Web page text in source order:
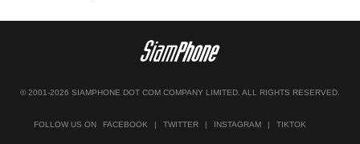
© 2001-2026 SIAMPHONE DOT COM COMPANY LIMITED. ALL RIGHTS RESERVED.
FOLLOW US ON FACEBOOK | TWITTER | INSTAGRAM | TIKTOK